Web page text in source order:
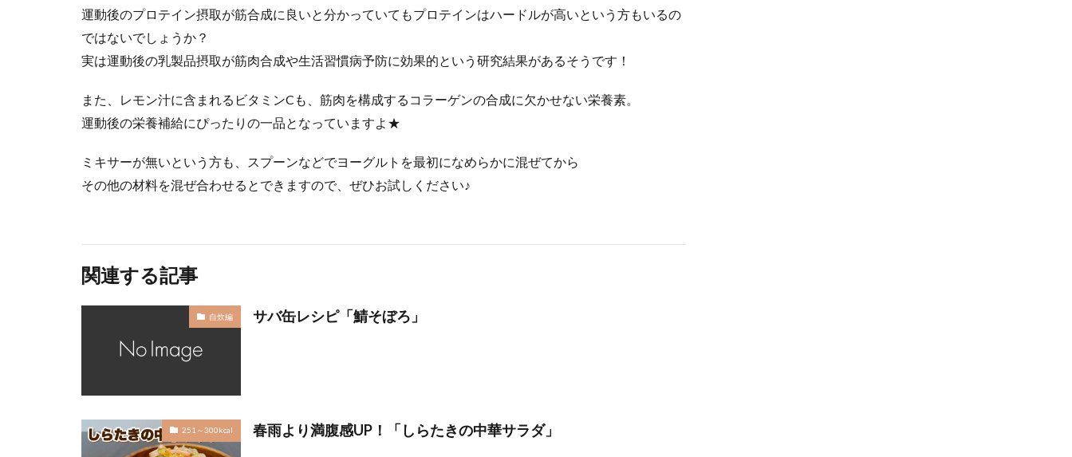
運動後のプロテイン摂取が筋合成に良いと分かっていてもプロテインはハードルが高いという方もいるの
ではないでしょうか？
実は運動後の乳製品摂取が筋肉合成や生活習慣病予防に効果的という研究結果があるそうです！
また、レモン汁に含まれるビタミンCも、筋肉を構成するコラーゲンの合成に欠かせない栄養素。
運動後の栄養補給にぴったりの一品となっていますよ★
ミキサーが無いという方も、スプーンなどでヨーグルトを最初になめらかに混ぜてから
その他の材料を混ぜ合わせるとできますので、ぜひお試しください♪
関連する記事
自炊編 サバ缶レシピ「鯖そぼろ」
251～300kcal 春雨より満腹感UP！「しらたきの中華サラダ」